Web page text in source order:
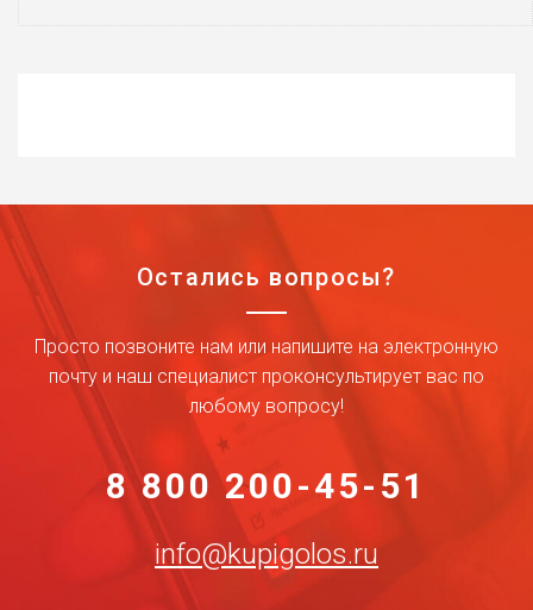
Остались вопросы?
Просто позвоните нам или напишите на электронную
почту и наш специалист проконсультирует вас по
любому вопросу!
8 800 200-45-51
info@kupigolos.ru